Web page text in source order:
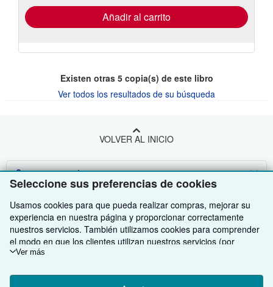
Seleccione sus preferencias de cookies
Usamos cookies para que pueda realizar compras, mejorar su
experiencia en nuestra página y proporcionar correctamente
nuestros servicios. También utilizamos cookies para comprender
el modo en que los clientes utilizan nuestros servicios (por
ejemplo, midiendo las visitas al sitio) y así poder realizar mejoras.
para mostrar contenido relevante en los anuncios y medir el
Ver más
envío
Añadir al carrito
Existen otras 5copia(s) de este libro
Ver todos los resultados de su búsqueda
VOLVER AL INICIO
Compre con nosotros
Colecciones
Mi cuenta
Comenzar a vender
Únase a nuestro programa de afiliados
Sobre nosotros
Sobre IberLibro
Obtener Ayuda